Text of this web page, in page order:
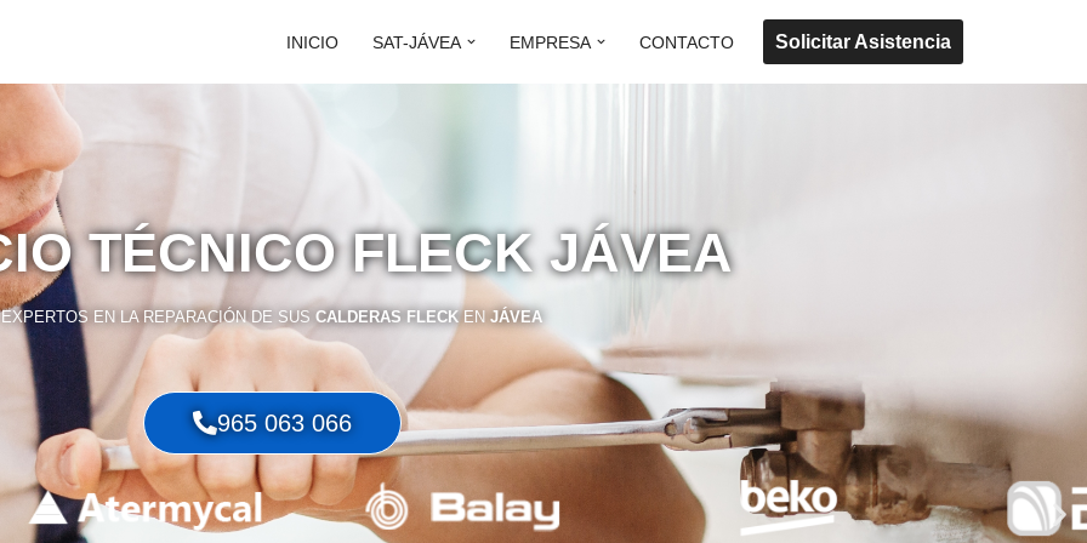
INICIO SAT-JÁVEA EMPRESA CONTACTO Solicitar Asistencia
TÉCNICO FLECK JÁVEA
EXPERTOS EN LA REPARACIÓN DE SUS CALDERAS FLECK EN JÁVEA
965 063 066